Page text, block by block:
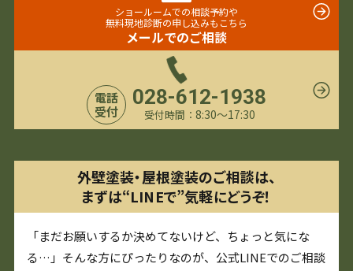
ショールームでの相談予約や
無料現地診断の申し込みもこちら
メールでのご相談
電話
受付
028-612-1938
受付時間： 8:30〜17:30
外壁塗装・屋根塗装のご相談は、
まずは“LINEで”気軽にどうぞ！
「まだお願いするか決めてないけど、ちょっと気にな
る…」そんな方にぴったりなのが、公式LINEでのご相談